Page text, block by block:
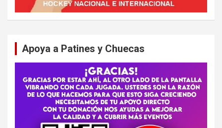
Apoya a Patines y Chuecas